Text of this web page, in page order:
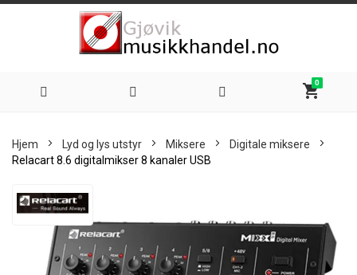
shopping_cart
0
innhold
Hjem Lyd og lys utstyr Miksere
Digitale miksere
Relacart 8.6 digitalmikser 8 kanaler USB
Skip
to